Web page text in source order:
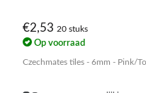
€2,53 20 stuks
Op voorraad